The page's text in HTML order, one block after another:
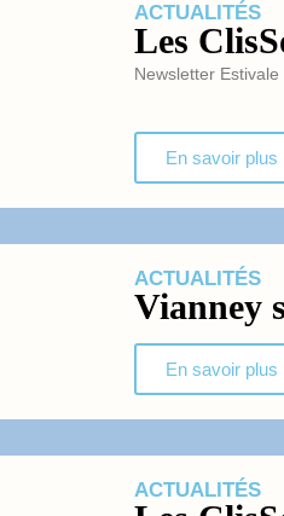
ACTUALITÉS
Les
Newsletter Estivale
En savoir plus
ACTUALITÉS
Vianney
En savoir plus
ACTUALITÉS